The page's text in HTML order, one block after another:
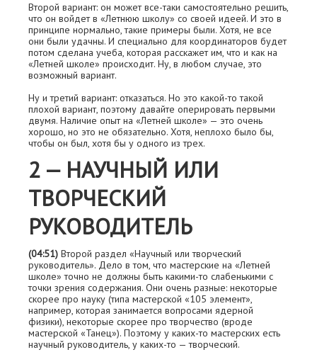
Второй вариант: он может все-таки самостоятельно решить,
что он войдет в «Летнюю школу» со своей идеей. И это в
принципе нормально, такие примеры были. Хотя, не все
они были удачны. И специально для координаторов будет
потом сделана учеба, которая расскажет им, что и как на
«Летней школе» происходит. Ну, в любом случае, это
возможный вариант.
Ну и третий вариант: отказаться. Но это какой-то такой
плохой вариант, поэтому давайте оперировать первыми
двумя. Наличие опыт на «Летней школе» — это очень
хорошо, но это не обязательно. Хотя, неплохо было бы,
чтобы он был, хотя бы у одного из трех.
2 — НАУЧНЫЙ ИЛИ
ТВОРЧЕСКИЙ
РУКОВОДИТЕЛЬ
(04:51) Второй раздел «Научный или творческий
руководитель». Дело в том, что мастерские на «Летней
школе» точно не должны быть какими-то слабенькими с
точки зрения содержания. Они очень разные: некоторые
скорее про науку (типа мастерской «105 элемент»,
например, которая занимается вопросами ядерной
физики), некоторые скорее про творчество (вроде
мастерской «Танец»). Поэтому у каких-то мастерских есть
научный руководитель, у каких-то — творческий.